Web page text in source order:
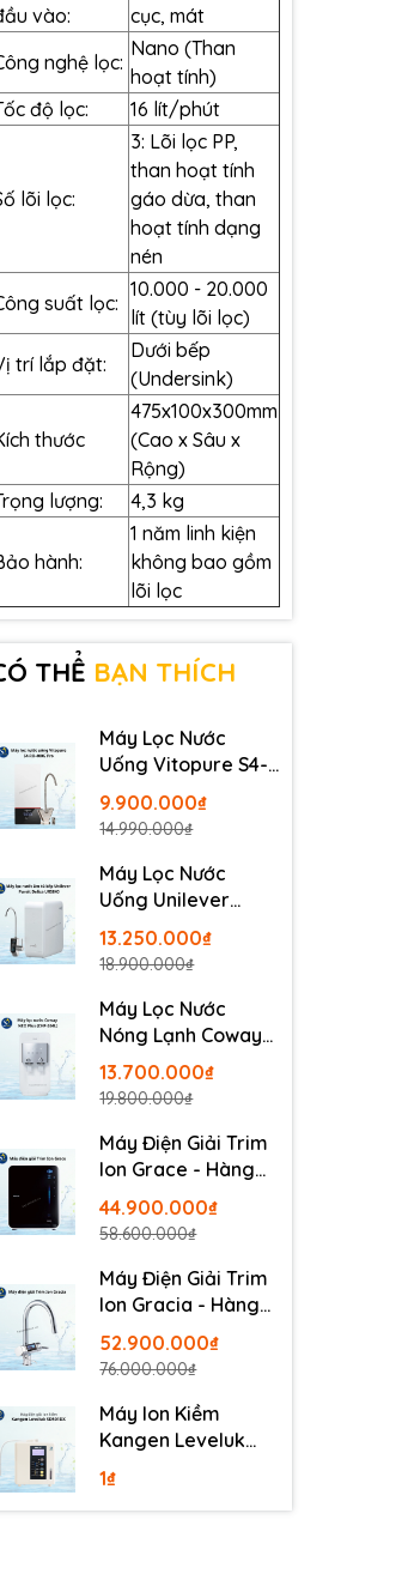
vào:
cục, mát
nghệ lọc:
Nano (Than
hoạt tính)
độ lọc:
16 lít/phút
lõi lọc:
3: Lõi lọc PP,
than hoạt tính
gáo dừa, than
hoạt tính dạng
nén
suất lọc:
10.000 - 20.000
lít (tùy lõi lọc)
trí lắp đặt:
Dưới bếp
(Undersink)
thước
475x100x300mm
(Cao x Sâu x
Rộng)
lượng:
4,3 kg
hành:
1 năm linh kiện
không bao gồm
lõi lọc
THỂ BẠN THÍCH
Máy Lọc Nước
Uống Vitopure S4-
RO-400G Pro -
Thương Hiệu Đức
9.900.000₫
14.990.000₫
Máy Lọc Nước
Uống Unilever
Pureit Delica
UR5840
13.250.000₫
18.900.000₫
Máy Lọc Nước
Nóng Lạnh Coway
Neo Plus CHP-264L
13.700.000₫
19.800.000₫
Máy Điện Giải Trim
Ion Grace - Hàng
Nội Địa Nhật
44.900.000₫
58.600.000₫
Máy Điện Giải Trim
Ion Gracia - Hàng
Nội Địa Nhật
52.900.000₫
76.000.000₫
Máy Ion Kiềm
Kangen Leveluk
SD501DX
1₫